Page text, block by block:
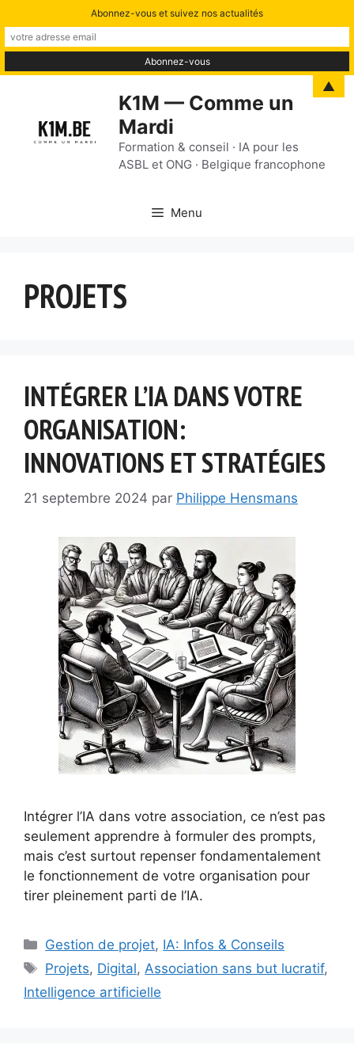
contenu
K1M — Comme un
Mardi
Formation & conseil · IA pour les
ASBL et ONG · Belgique francophone
Menu
PROJETS
INTÉGRER L’IA DANS VOTRE
ORGANISATION:
INNOVATIONS ET STRATÉGIES
21 septembre 2024 par Philippe Hensmans
Intégrer l’IA dans votre association, ce n’est pas
seulement apprendre à formuler des prompts,
mais c’est surtout repenser fondamentalement
le fonctionnement de votre organisation pour
tirer pleinement parti de l’IA.
Catégories
Gestion de projet, IA: Infos & Conseils
Étiquettes
Projets, Digital, Association sans but lucratif,
Intelligence artificielle
Abonnez-vous et suivez nos actualités
▲